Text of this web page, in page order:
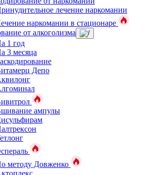
лечение наркомании
наркомании в стационаре
от алкоголизма
1 год
3 месяца
Депо
ампулы
методу Довженко